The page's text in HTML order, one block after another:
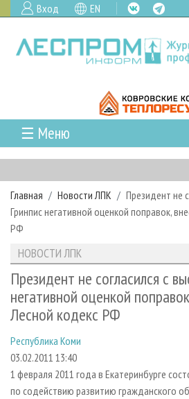
Вход EN
☰ Меню
ГЛАВНАЯ
РУБРИКИ И ТЕМЫ
РУБРИКИ ЖУРНАЛА
ЛЕСОЗАГОТОВКА
ЛЕСОПИЛЕНИЕ
ДЕРЕВООБРАБОТКА
СУШКА ДРЕВЕСИНЫ
ПРОИЗВОДСТВО ДРЕВЕСНЫХ ПЛИТ
ДЕРЕВЯННОЕ ДОМОСТРОЕНИЕ
ПРОИЗВОДСТВО МЕБЕЛИ
НОВОСТИ
НОВОСТИ ЛПК
НОВОСТИ ЖУРНАЛА
НОВОСТИ КОМПАНИЙ
ПРОЕКТЫ ЛПИ
АНАЛИТИКА
ПРЕДПРИЯТИЯ ЛПК
ЛЕСНЫЕ РЕГИОНЫ РОССИИ
ПЕРСОНЫ
МОБИЛЬНЫЕ ВЫСТАВКИ
ОФИЦИАЛЬНЫЕ ДЕЛЕГАЦИИ
ПРИОРИТЕТНЫЕ ИНВЕСТПРОЕКТЫ
АРХИВ
АРХИВ ЖУРНАЛОВ
СТАТЬИ
О ЖУРНАЛЕ
ПОДПИСКА
КОНТАКТЫ
РЕКЛАМОДАТЕЛЯМ
РЕКЛАМА
РЕКЛАМА НА САЙТЕ
Главная Новости ЛПК
Президент не
Гринпис негативной оценкой поправок,
РФ
НОВОСТИ ЛПК
Президент не согласился с
негативной оценкой
Лесной кодекс РФ
Республика Коми
03.02.2011 13:40
1 февраля 2011 года в Екатеринбурге
по содействию развитию гражданского